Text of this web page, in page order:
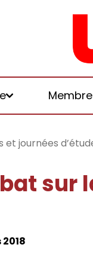
et logiques de
écologies,
et honoraires
LLCP
et journées
sur